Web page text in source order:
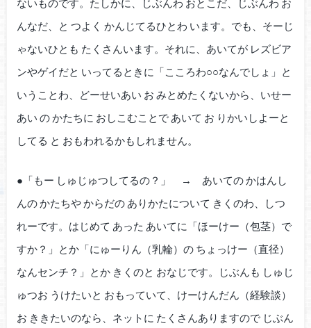
ないものです。たしかに、じぶんわ おとこだ、じぶんわ お
んなだ、と つよく かんじてるひとわ います。でも、そーじ
ゃないひとも たくさんいます。それに、あいてが レズビア
ンやゲイだと いってるときに「こころわ○○なんでしょ」と
いうことわ、どーせいあい お みとめたくないから、いせー
あい の かたちに おしこむことで あいて お りかいしよーと
してる と おもわれるかもしれません。
●「もー しゅじゅつしてるの？」 → あいての かはんし
んの かたちや からだの ありかたについて きくのわ、しつ
れーです。はじめて あった あいてに「ほーけー（包茎）で
すか？」とか「にゅーりん（乳輪）の ちょっけー（直径）
なんセンチ？」とか きくのと おなじです。じぶんも しゅじ
ゅつお うけたいと おもっていて、けーけんだん（経験談）
お ききたいのなら、ネットに たくさんありますので じぶん